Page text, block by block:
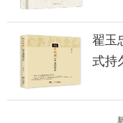
翟玉
式持